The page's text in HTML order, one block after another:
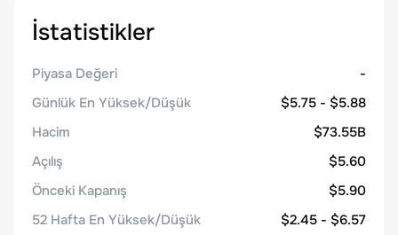
İstatistikler
Piyasa Değeri
-
Günlük En Yüksek/Düşük
$5.75 - $5.88
Hacim
$73.55B
Açılış
$5.60
Önceki Kapanış
$5.90
52 Hafta En Yüksek/Düşük
$2.45 - $6.57